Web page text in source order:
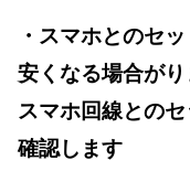
・スマホとのセ
安くなる場合が
スマホ回線との
確認します